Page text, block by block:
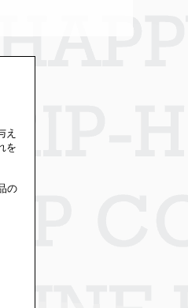
え
を
の